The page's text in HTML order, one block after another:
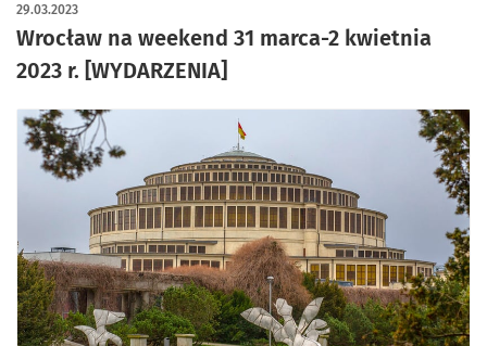
Wrocław na weekend 31 marca-2 kwietnia
2023 r. [WYDARZENIA]
29.03.2023